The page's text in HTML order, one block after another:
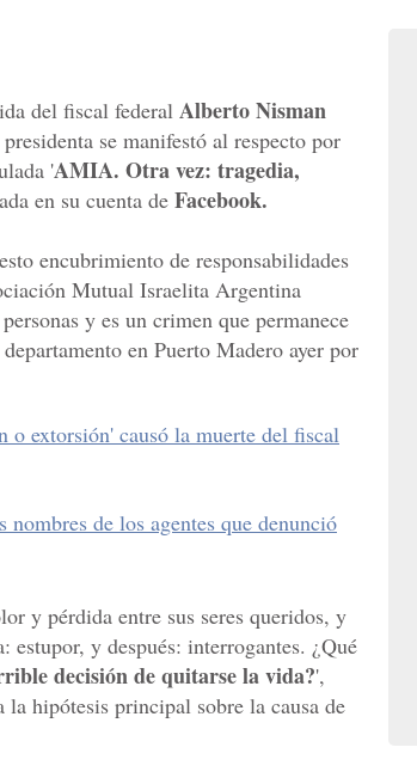
del fiscal federal Alberto Nisman
se manifestó al respecto por
'AMIA. Otra vez: tragedia,
en su cuenta de Facebook.
encubrimiento de responsabilidades
Mutual Israelita Argentina
y es un crimen que permanece
en Puerto Madero ayer por
o extorsión' causó la muerte del fiscal
de los agentes que denunció
y pérdida entre sus seres queridos, y
y después: interrogantes. ¿Qué
decisión de quitarse la vida?',
la hipótesis principal sobre la causa de